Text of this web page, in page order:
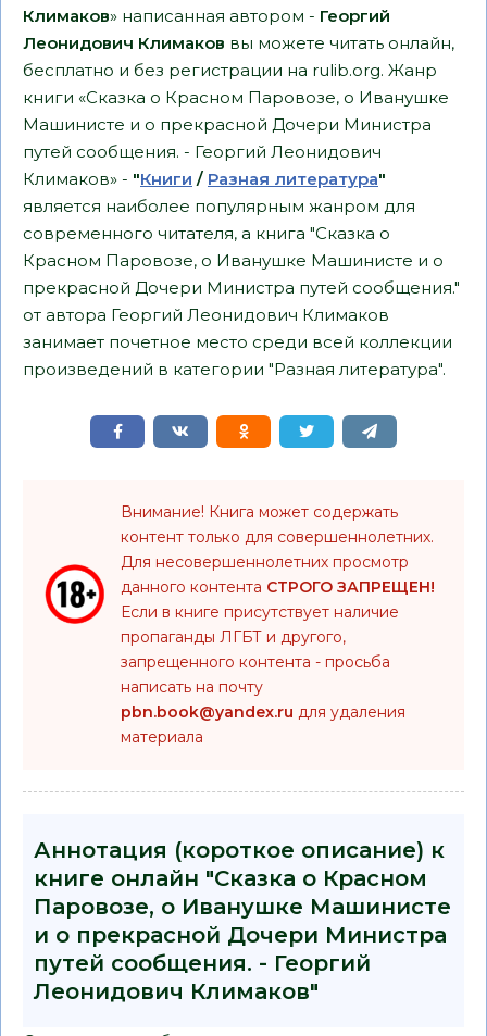
Климаков» написанная автором - Георгий
Леонидович Климаков вы можете читать онлайн,
бесплатно и без регистрации на rulib.org. Жанр
книги «Сказка о Красном Паровозе, о Иванушке
Машинисте и о прекрасной Дочери Министра
путей сообщения. - Георгий Леонидович
Климаков» - "Книги / Разная литература"
является наиболее популярным жанром для
современного читателя, а книга "Сказка о
Красном Паровозе, о Иванушке Машинисте и о
прекрасной Дочери Министра путей сообщения."
от автора Георгий Леонидович Климаков
занимает почетное место среди всей коллекции
произведений в категории "Разная литература".
Внимание! Книга может содержать
контент только для совершеннолетних.
Для несовершеннолетних просмотр
данного контента СТРОГО ЗАПРЕЩЕН!
Если в книге присутствует наличие
пропаганды ЛГБТ и другого,
запрещенного контента - просьба
написать на почту
pbn.book@yandex.ru для удаления
материала
Аннотация (короткое описание) к
книге онлайн "Сказка о Красном
Паровозе, о Иванушке Машинисте
и о прекрасной Дочери Министра
путей сообщения. - Георгий
Леонидович Климаков"